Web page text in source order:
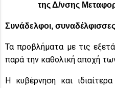
της Δ/νσης
Συνάδελφοι, συναδέλφισσες
Τα προβλήματα με τις
παρά την καθολική αποχή
Η κυβέρνηση και